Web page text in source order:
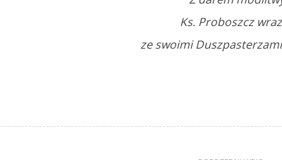
Ks. Proboszcz wraz
ze swoimi